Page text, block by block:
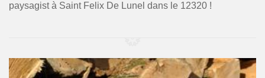
paysagist à Saint Felix De Lunel dans le 12320 !